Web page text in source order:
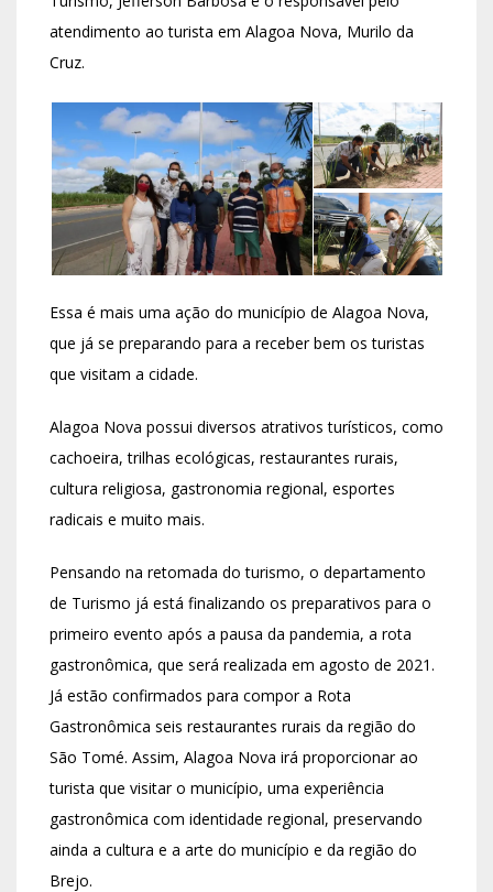
atendimento ao turista em Alagoa Nova, Murilo da
Cruz.
Essa é mais uma ação do município de Alagoa Nova,
que já se preparando para a receber bem os turistas
que visitam a cidade.
Alagoa Nova possui diversos atrativos turísticos, como
cachoeira, trilhas ecológicas, restaurantes rurais,
cultura religiosa, gastronomia regional, esportes
radicais e muito mais.
Pensando na retomada do turismo, o departamento
de Turismo já está finalizando os preparativos para o
primeiro evento após a pausa da pandemia, a rota
gastronômica, que será realizada em agosto de 2021.
Já estão confirmados para compor a Rota
Gastronômica seis restaurantes rurais da região do
São Tomé. Assim, Alagoa Nova irá proporcionar ao
turista que visitar o município, uma experiência
gastronômica com identidade regional, preservando
ainda a cultura e a arte do município e da região do
Brejo.